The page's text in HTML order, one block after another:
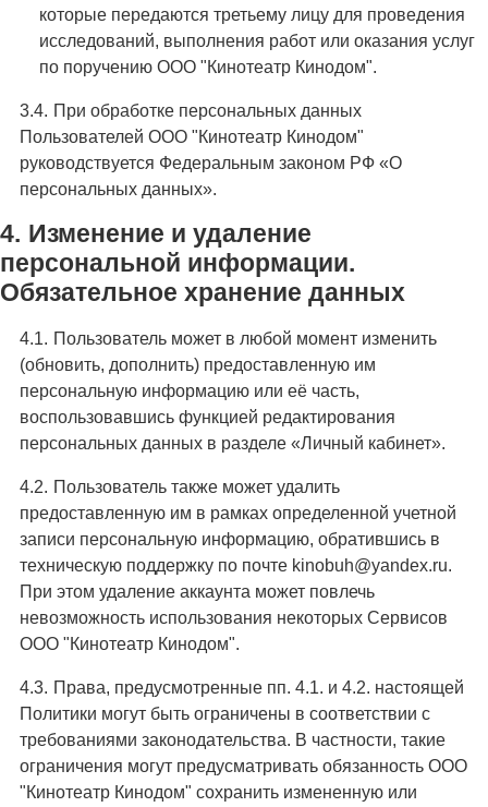
которые передаются третьему лицу для проведения
исследований, выполнения работ или оказания услуг
по поручению ООО "Кинотеатр Кинодом".
При обработке персональных данных
Пользователей ООО "Кинотеатр Кинодом"
руководствуется Федеральным законом РФ «О
персональных данных».
Изменение и удаление
персональной информации.
Обязательное хранение данных
Пользователь может в любой момент изменить
(обновить, дополнить) предоставленную им
персональную информацию или её часть,
воспользовавшись функцией редактирования
персональных данных в разделе «Личный кабинет».
Пользователь также может удалить
предоставленную им в рамках определенной учетной
записи персональную информацию, обратившись в
техническую поддержку по почте kinobuh@yandex.ru.
При этом удаление аккаунта может повлечь
невозможность использования некоторых Сервисов
ООО "Кинотеатр Кинодом".
Права, предусмотренные пп. 4.1. и 4.2. настоящей
Политики могут быть ограничены в соответствии с
требованиями законодательства. В частности, такие
ограничения могут предусматривать обязанность ООО
"Кинотеатр Кинодом" сохранить измененную или